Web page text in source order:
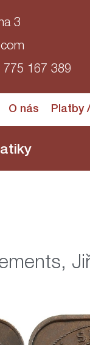
3
167 389
O nás Platby